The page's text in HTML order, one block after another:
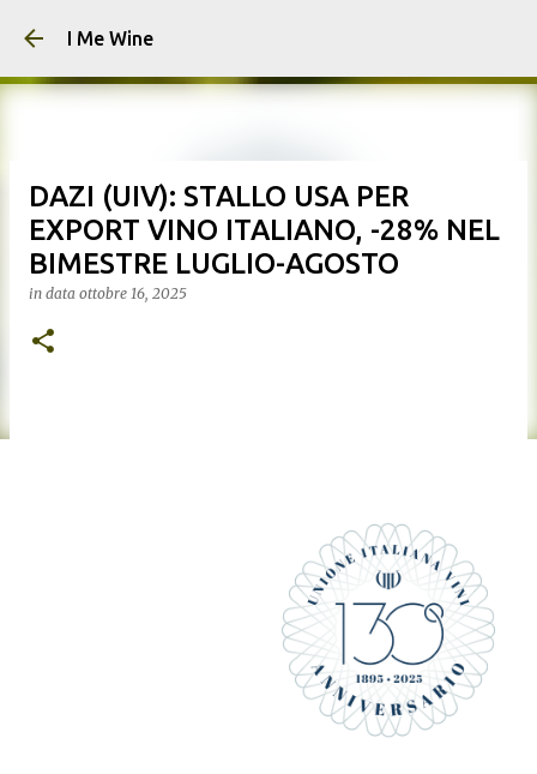
I Me Wine
DAZI (UIV): STALLO USA PER
EXPORT VINO ITALIANO, -28% NEL
BIMESTRE LUGLIO-AGOSTO
in data ottobre 16, 2025